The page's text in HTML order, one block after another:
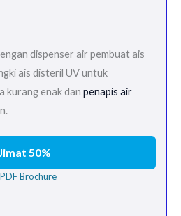
dispenser air pembuat ais
ais disteril UV untuk
kurang enak dan penapis air
50%
Brochure